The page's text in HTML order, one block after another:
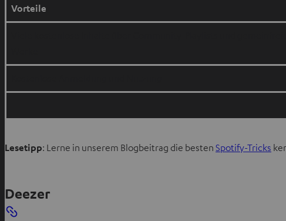
Vorteile
Lesetipp: Lerne in unserem Blogbeitrag die besten Spotify-Tricks
Deezer